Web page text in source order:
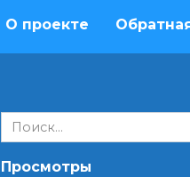
О проекте
Search
for:
Просмотры